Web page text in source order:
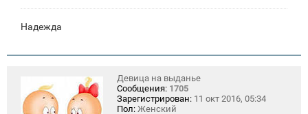
Надежда
Девица на выданье
Сообщения: 1705
Зарегистрирован: 11 окт 2016, 05:34
Пол: Женский